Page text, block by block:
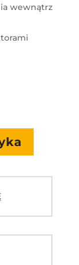
wewnątrz